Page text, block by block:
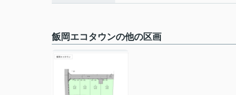
飯岡エコタウンの他の区画